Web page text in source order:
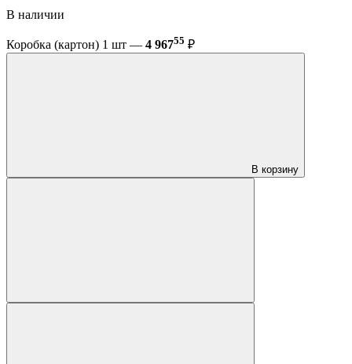
В наличии
Коробка (картон) 1 шт — 4 96755 ₽
В корзину